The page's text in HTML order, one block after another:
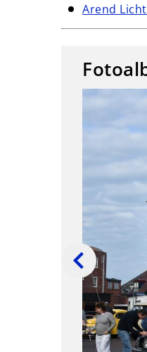
Arend